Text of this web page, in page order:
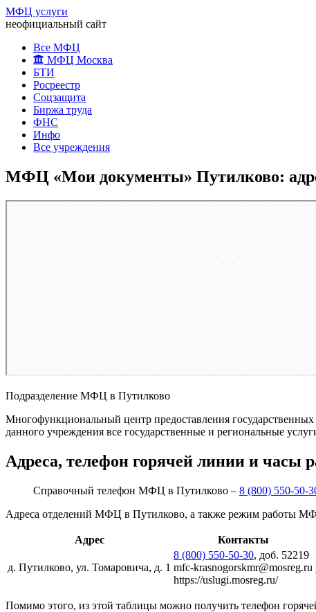
МФЦ услуги
неофициальный сайт
Все МФЦ
МФЦ Москва
БТИ
Росреестр
Соцзащита
Биржа труда
ФНС
Инфо
Все учреждения
МФЦ «Мои документы» Путилково:
Подразделение МФЦ в Путилково
Многофункциональный центр предоставления
данного учреждения все государственные и региональные
Адреса, телефон горячей линии и часы
Справочный телефон МФЦ в Путилково – 8 (800) 550-50-
Адреса отделений МФЦ в Путилково, а также режим работы
Адрес Контакты
д. Путилково, ул. Томаровича, д. 1
8 (800) 550-50-30, доб. 52219
mfc-krasnogorskmr@mosreg.ru
https://uslugi.mosreg.ru/
Помимо этого, из этой таблицы можно получить телефон